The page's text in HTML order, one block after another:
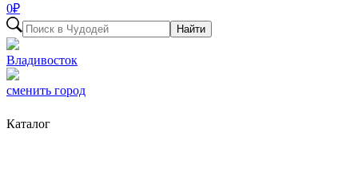
0₽
Найти
Владивосток
сменить город
Каталог